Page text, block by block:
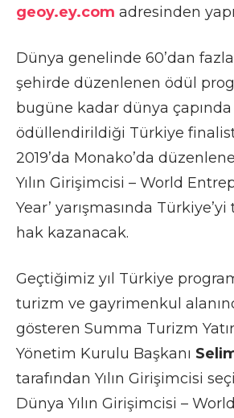
geoy.ey.com adresinden
Dünya genelinde 60’dan
şehirde düzenlenen ödül
bugüne kadar dünya
ödüllendirildiği Türkiye
2019’da Monako’da
Yılın Girişimcisi – World
Year’ yarışmasında
hak kazanacak.
Geçtiğimiz yıl Türkiye
turizm ve gayrimenkul
gösteren Summa Turizm
Yönetim Kurulu Başkanı
tarafından Yılın Girişimcisi
Dünya Yılın Girişimcisi –